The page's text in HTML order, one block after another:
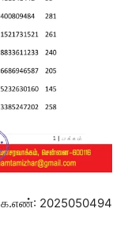
க.எண்: 2025050494